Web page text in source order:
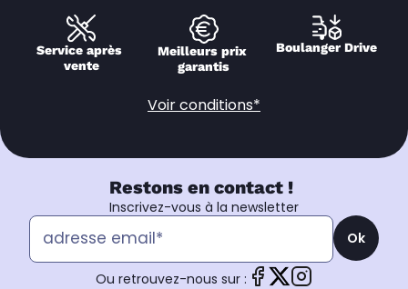
Service après
vente
Meilleurs prix
garantis
Boulanger Drive
Voir conditions*
Restons en contact !
Inscrivez-vous à la newsletter
Ok
Ou retrouvez-nous sur :